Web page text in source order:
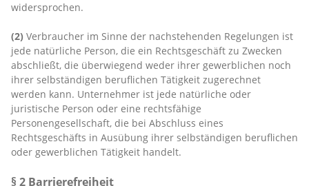
widersprochen.
(2) Verbraucher im Sinne der nachstehenden Regelungen ist
jede natürliche Person, die ein Rechtsgeschäft zu Zwecken
abschließt, die überwiegend weder ihrer gewerblichen noch
ihrer selbständigen beruflichen Tätigkeit zugerechnet
werden kann. Unternehmer ist jede natürliche oder
juristische Person oder eine rechtsfähige
Personengesellschaft, die bei Abschluss eines
Rechtsgeschäfts in Ausübung ihrer selbständigen beruflichen
oder gewerblichen Tätigkeit handelt.
§ 2 Barrierefreiheit